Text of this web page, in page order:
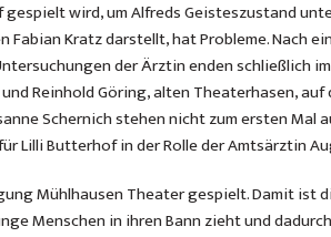
wird, um Alfreds Geisteszustand
Kratz darstellt, hat Probleme. Nach
der Ärztin enden schließlich
Reinhold Göring, alten Theaterhasen, auf
Schernich stehen nicht zum ersten Mal
Lilli Butterhof in der Rolle der Amtsärztin
Mühlhausen Theater gespielt. Damit ist
Menschen in ihren Bann zieht und